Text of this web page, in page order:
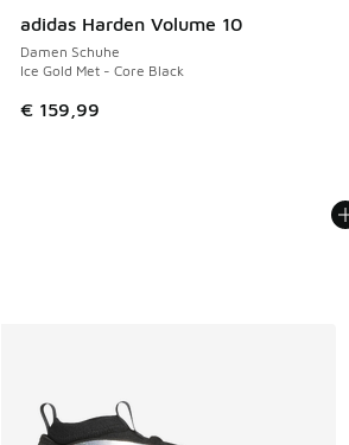
adidas Harden Volume 10
Damen Schuhe
Ice Gold Met - Core Black
€ 159,99